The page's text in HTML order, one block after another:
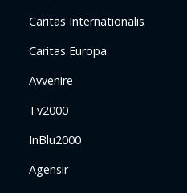
Caritas Internationalis
Caritas Europa
Avvenire
Tv2000
InBlu2000
Agensir